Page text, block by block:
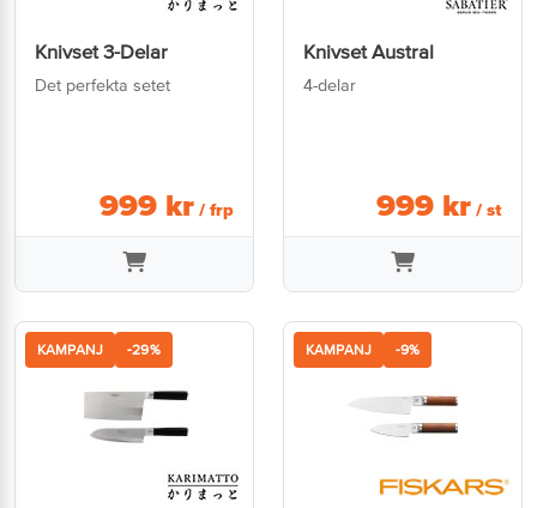
Knivset 3-Delar
Det perfekta setet
999 kr / frp
Knivset Austral
4-delar
999 kr / st
KAMPANJ -29% KAMPANJ -9%